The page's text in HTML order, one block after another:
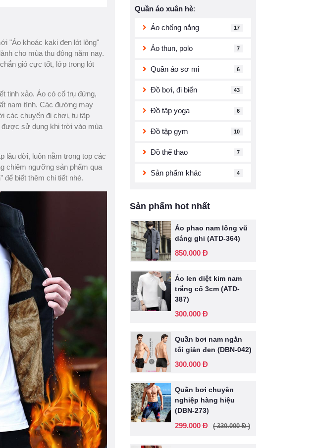
"Áo khoác kaki đen lót lông"
cho mùa thu đông năm nay.
gió cực tốt, lớp trong lót
tinh xảo. Áo có cổ trụ đứng,
nam tính. Các đường may
các chuyến đi chơi, tụ tập
sử dụng khi trời vào mùa
lâu đời, luôn nằm trong top các
chiêm ngưỡng sản phẩm qua
để biết thêm chi tiết nhé.
Quần áo xuân hè:
Áo chống nắng 17
Áo thun, polo 7
Quần áo sơ mi 6
Đồ bơi, đi biển 43
Đồ tập yoga 6
Đồ tập gym 10
Đồ thể thao 7
Sản phẩm khác 4
Sản phẩm hot nhất
Áo phao nam lông vũ
dáng ghi (ATD-364)
850.000 Đ
Áo len diệt kim nam
trắng cổ 3cm (ATD-
387)
300.000 Đ
Quần bơi nam ngắn
tối giản đen (DBN-042)
300.000 Đ
Quần bơi chuyên
nghiệp hàng hiệu
(DBN-273)
299.000 Đ ( 330.000 Đ )